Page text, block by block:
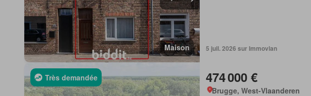
Maison 5 juil. 2026 sur Immovlan
Très demandée 474 000 €
Brugge, West-Vlaanderen